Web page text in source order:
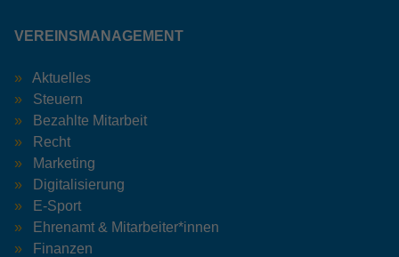
VEREINSMANAGEMENT
Aktuelles
Steuern
Bezahlte Mitarbeit
Recht
Marketing
Digitalisierung
E-Sport
Ehrenamt & Mitarbeiter*innen
Finanzen